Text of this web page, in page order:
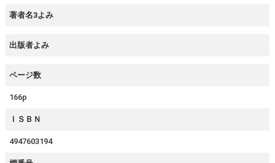
著者名3よみ
出版者よみ
ページ数
166p
ＩＳＢＮ
4947603194